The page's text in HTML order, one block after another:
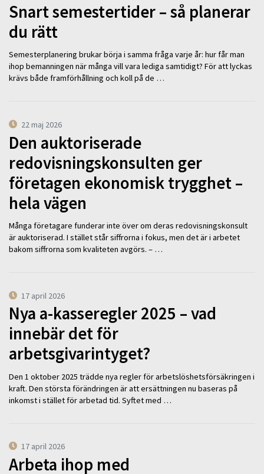
Snart semestertider – så planerar
du rätt
Semesterplanering brukar börja i samma fråga varje år: hur får man
ihop bemanningen när många vill vara lediga samtidigt? För att lyckas
krävs både framförhållning och koll på de …
22 maj 2026
Den auktoriserade
redovisningskonsulten ger
företagen ekonomisk trygghet –
hela vägen
Många företagare funderar inte över om deras redovisningskonsult
är auktoriserad. I stället står siffrorna i fokus, men det är i arbetet
bakom siffrorna som kvaliteten avgörs. – …
17 april 2026
Nya a-kasseregler 2025 – vad
innebär det för
arbetsgivarintyget?
Den 1 oktober 2025 trädde nya regler för arbetslöshetsförsäkringen i
kraft. Den största förändringen är att ersättningen nu baseras på
inkomst i stället för arbetad tid. Syftet med …
17 april 2026
Arbeta ihop med